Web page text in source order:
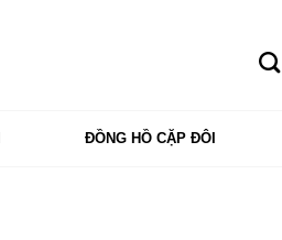
ĐỒNG HỒ CẶP ĐÔI